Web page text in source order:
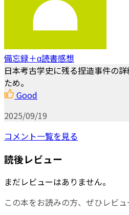
備忘録＋α読書感想
日本考古学史に残る捏造事件の
ため。
Good
2025/09/19
コメント一覧を見る
読後レビュー
まだレビューはありません。
この本をお読みの方、ぜひレビュ